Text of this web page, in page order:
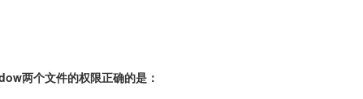
两个文件的权限正确的是：